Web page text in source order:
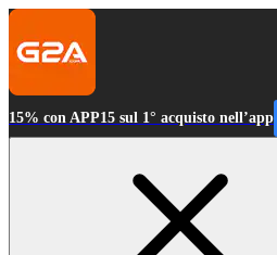
15% con APP15 sul 1° acquisto nell’app